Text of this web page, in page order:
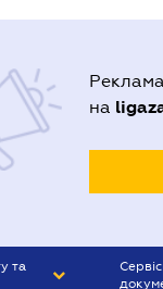
на
та